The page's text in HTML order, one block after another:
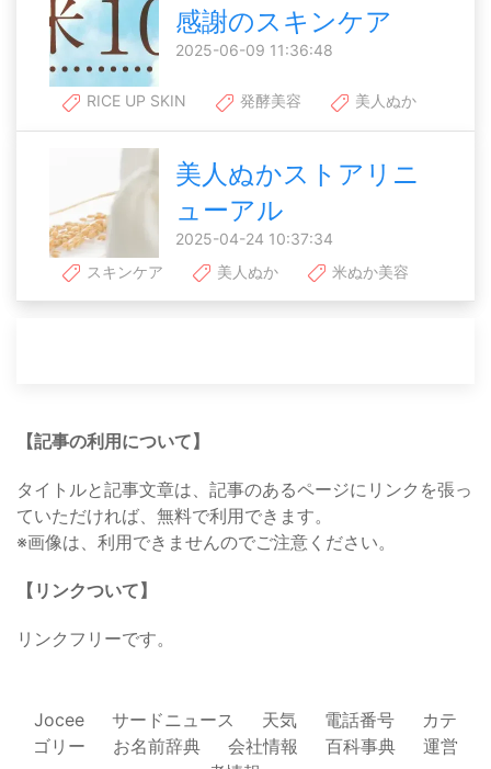
感謝のスキンケア
2025-06-09 11:36:48
RICE UP SKIN 発酵美容 美人ぬか
美人ぬかストアリニ
ューアル
2025-04-24 10:37:34
スキンケア
美人ぬか 米ぬか美容
【記事の利用について】
タイトルと記事文章は、記事のあるページにリンクを張っ
ていただければ、無料で利用できます。
※画像は、利用できませんのでご注意ください。
【リンクついて】
リンクフリーです。
Jocee サードニュース 天気 電話番号
カテ
ゴリー
お名前辞典 会社情報 百科事典
運営